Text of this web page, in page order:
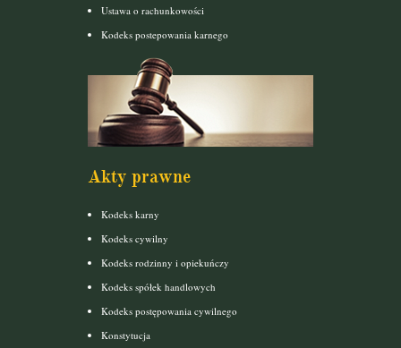
Ustawa o rachunkowości
Kodeks postepowania karnego
Akty prawne
Kodeks karny
Kodeks cywilny
Kodeks rodzinny i opiekuńczy
Kodeks spółek handlowych
Kodeks postępowania cywilnego
Konstytucja